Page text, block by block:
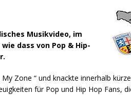
Musikvideo, im
dass von Pop & Hip-
Zone “ und knackte innerhalb
für Pop und Hip Hop Fans,